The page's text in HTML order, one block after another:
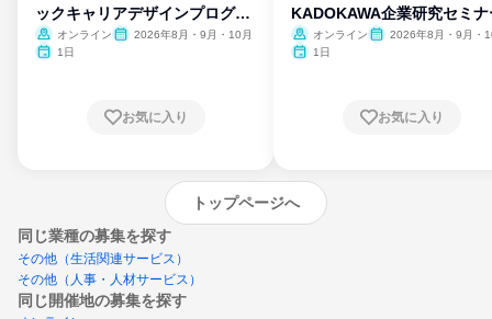
ックキャリアデザインプログラ
ム
オンライン
2026年8月・9月・10月
1日
お気に入り
KADOKAWA企業研究セミナ
オンライン
2026年8月・9月・
1日
お気に入り
トップページへ
同じ業種の募集を探す
その他（生活関連サービス）
その他（人事・人材サービス）
同じ開催地の募集を探す